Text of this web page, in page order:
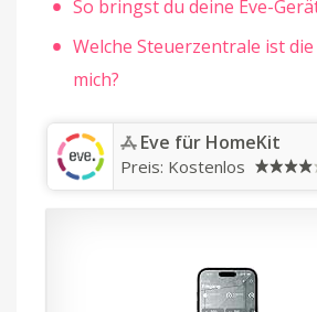
So bringst du deine Eve-
Welche Steuerzentrale ist
mich?
‎Eve für HomeKit
Preis: Kostenlos